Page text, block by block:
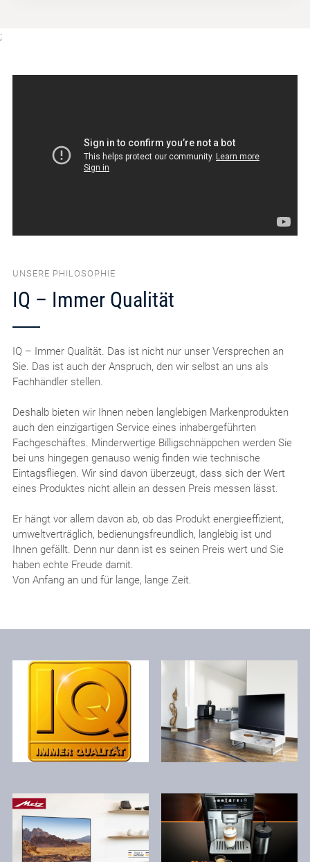
;
UNSERE PHILOSOPHIE
IQ – Immer Qualität
IQ – Immer Qualität. Das ist nicht nur unser Versprechen an
Sie. Das ist auch der Anspruch, den wir selbst an uns als
Fachhändler stellen.
Deshalb bieten wir Ihnen neben langlebigen Markenprodukten
auch den einzigartigen Service eines inhabergeführten
Fachgeschäftes. Minderwertige Billigschnäppchen werden Sie
bei uns hingegen genauso wenig finden wie technische
Eintagsfliegen. Wir sind davon überzeugt, dass sich der Wert
eines Produktes nicht allein an dessen Preis messen lässt.
Er hängt vor allem davon ab, ob das Produkt energieeffizient,
umweltverträglich, bedienungsfreundlich, langlebig ist und
Ihnen gefällt. Denn nur dann ist es seinen Preis wert und Sie
haben echte Freude damit.
Von Anfang an und für lange, lange Zeit.